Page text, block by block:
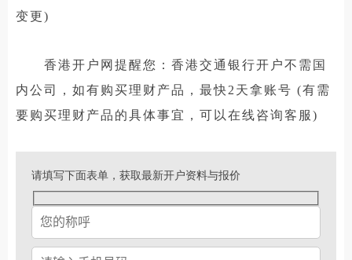
变更)
香港开户网提醒您：香港交通银行开户不需国
内公司，如有购买理财产品，最快2天拿账号 (有需
要购买理财产品的具体事宜，可以在线咨询客服)
请填写下面表单，获取最新开户资料与报价